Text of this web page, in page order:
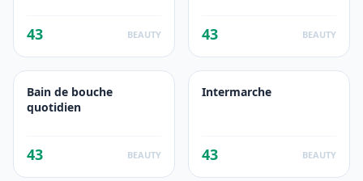
43 BEAUTY 43 BEAUTY
Bain de bouche
quotidien
43 BEAUTY
Intermarche
43 BEAUTY